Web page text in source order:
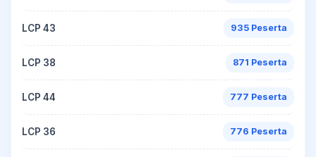
LCP 43 935 Peserta
LCP 38 871 Peserta
LCP 44 777 Peserta
LCP 36 776 Peserta